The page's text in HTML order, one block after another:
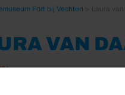
Fort bij Vechten
VAN